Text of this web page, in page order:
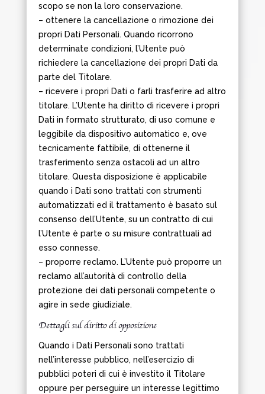
scopo se non la loro conservazione.
– ottenere la cancellazione o rimozione dei
propri Dati Personali. Quando ricorrono
determinate condizioni, l’Utente può
richiedere la cancellazione dei propri Dati da
parte del Titolare.
– ricevere i propri Dati o farli trasferire ad altro
titolare. L’Utente ha diritto di ricevere i propri
Dati in formato strutturato, di uso comune e
leggibile da dispositivo automatico e, ove
tecnicamente fattibile, di ottenerne il
trasferimento senza ostacoli ad un altro
titolare. Questa disposizione è applicabile
quando i Dati sono trattati con strumenti
automatizzati ed il trattamento è basato sul
consenso dell’Utente, su un contratto di cui
l’Utente è parte o su misure contrattuali ad
esso connesse.
– proporre reclamo. L’Utente può proporre un
reclamo all’autorità di controllo della
protezione dei dati personali competente o
agire in sede giudiziale.
Dettagli sul diritto di opposizione
Quando i Dati Personali sono trattati
nell’interesse pubblico, nell’esercizio di
pubblici poteri di cui è investito il Titolare
oppure per perseguire un interesse legittimo